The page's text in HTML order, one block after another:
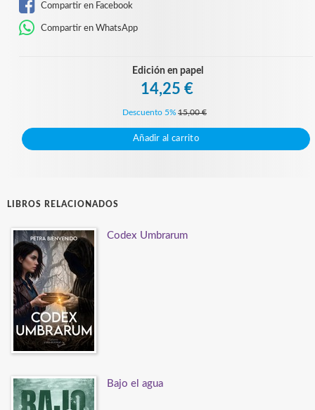
Compartir en Facebook
Compartir en WhatsApp
Edición en papel
14,25 €
Descuento 5% 15,00 €
Añadir al carrito
LIBROS RELACIONADOS
Codex Umbrarum
Bajo el agua